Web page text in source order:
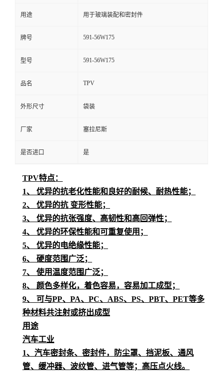
用途 用于玻璃装配和密封件
牌号 591-56W175
型号 591-56W175
品名 TPV
外形尺寸 袋装
厂家 塞拉尼斯
是否进口 是
TPV特点：
1、 优异的抗老化性能和良好的耐候、耐热性能；
2、 优异的抗 变形性能；
3、 优异的抗张强度、高韧性和高回弹性；
4、 优异的环保性能和可重复使用；
5、 优异的电绝缘性能；
6、 硬度范围广泛；
7、 使用温度范围广泛；
8、 颜色多样化，着色容易，容易加工成型；
9、 可与PP、PA、PC、ABS、PS、PBT、PET等多
种材料共注射或挤出成型
用途
汽车工业
1、汽车密封条、密封件，防尘罩、挡泥板、通风
管、缓冲器、波纹管、进气管等；高压点火线。